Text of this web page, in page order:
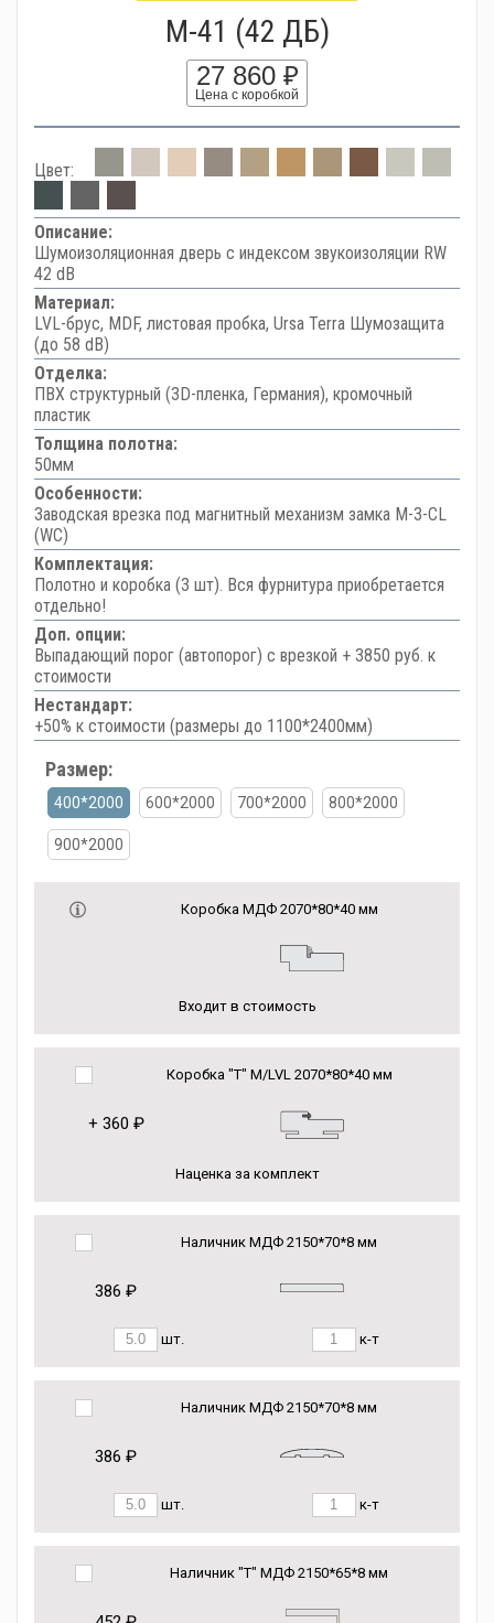
М-41 (42 ДБ)
27 860 ₽
Цена с коробкой
Цвет:
Описание:
Шумоизоляционная дверь с индексом звукоизоляции RW
42 dB
Материал:
LVL-брус, MDF, листовая пробка, Ursa Terra Шумозащита
(до 58 dB)
Отделка:
ПВХ структурный (3D-пленка, Германия), кромочный
пластик
Толщина полотна:
50мм
Особенности:
Заводская врезка под магнитный механизм замка M-3-CL
(WC)
Комплектация:
Полотно и коробка (3 шт). Вся фурнитура приобретается
отдельно!
Доп. опции:
Выпадающий порог (автопорог) с врезкой + 3850 руб. к
стоимости
Нестандарт:
+50% к стоимости (размеры до 1100*2400мм)
Размер:
400*2000 600*2000 700*2000 800*2000
900*2000
Коробка МДФ 2070*80*40 мм
Входит в стоимость
Коробка "Т" M/LVL 2070*80*40 мм
+ 360 ₽
Наценка за комплект
Наличник МДФ 2150*70*8 мм
386 ₽
шт. к-т
Наличник МДФ 2150*70*8 мм
386 ₽
шт. к-т
Наличник "Т" МДФ 2150*65*8 мм